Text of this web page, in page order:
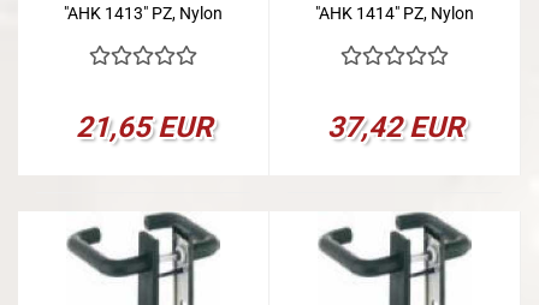
"AHK 1413" PZ, Nylon
21,65 EUR
"AHK 1414" PZ, Nylon
37,42 EUR